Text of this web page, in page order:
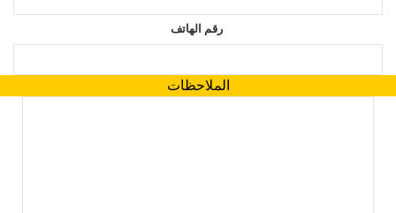
رقم الهاتف
الملاحظات